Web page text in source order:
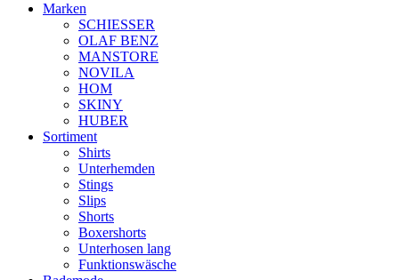
Marken
SCHIESSER
OLAF BENZ
MANSTORE
NOVILA
HOM
SKINY
HUBER
Sortiment
Shirts
Unterhemden
Stings
Slips
Shorts
Boxershorts
Unterhosen lang
Funktionswäsche